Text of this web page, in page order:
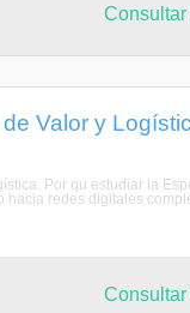
Valor y
Por qu estudiar la
redes digitales